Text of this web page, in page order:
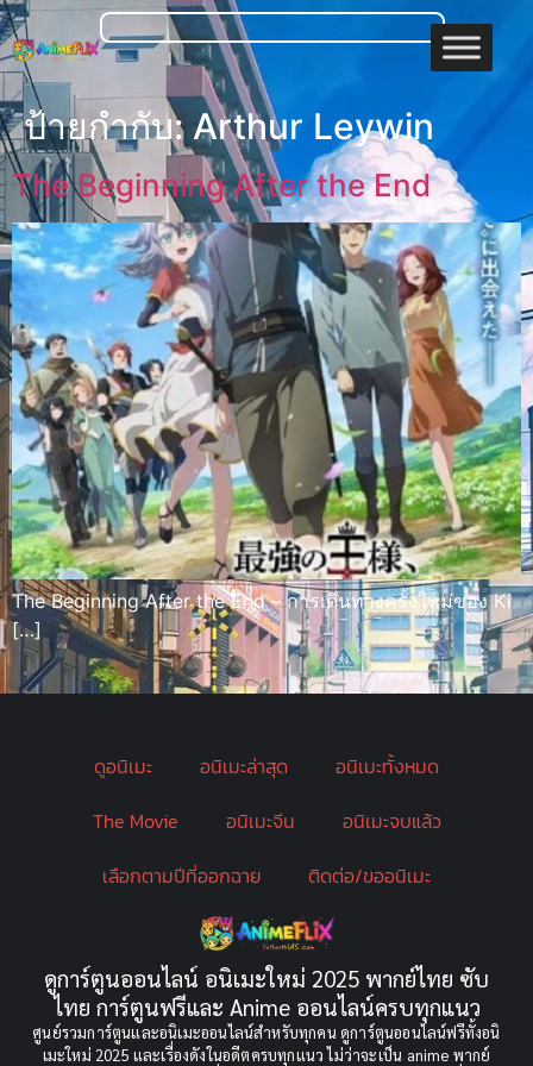
ป้ายกำกับ:Arthur Leywin
The Beginning After the End
The Beginning After the End – การเดินทางครั้งใหม่ของ Ki
[…]
ดูอนิเมะ อนิเมะล่าสุด
อนิเมะทั้งหมด
The Movie
อนิเมะจีน
อนิเมะจบแล้ว
เลือกตามปีที่ออกฉาย
ติดต่อ/ขออนิเมะ
ดูการ์ตูนออนไลน์ อนิเมะใหม่ 2025 พากย์ไทย ซับ
ไทย การ์ตูนฟรีและ Anime ออนไลน์ครบทุกแนว
ศูนย์รวมการ์ตูนและอนิเมะออนไลน์สำหรับทุกคน ดูการ์ตูนออนไลน์ฟรีทั้งอนิ
เมะใหม่ 2025 และเรื่องดังในอดีตครบทุกแนว ไม่ว่าจะเป็น anime พากย์